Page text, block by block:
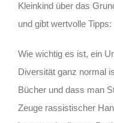
Kleinkind über das
und gibt wertvolle Tipps:
Wie wichtig es ist, ein
Diversität ganz normal
Bücher und dass man
Zeuge rassistischer